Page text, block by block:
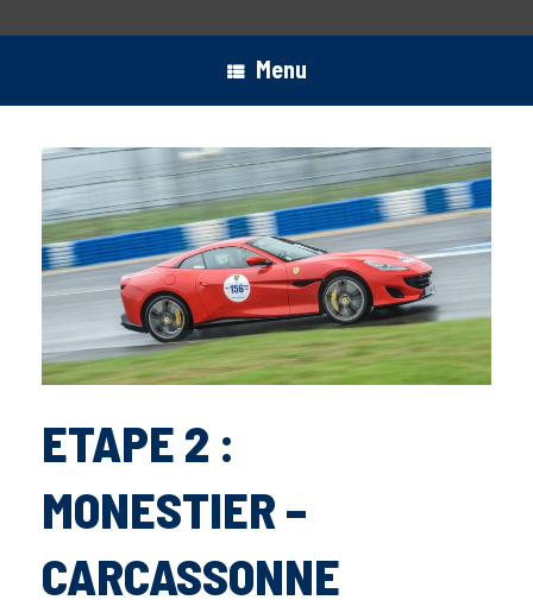
Menu
ETAPE 2 :
MONESTIER –
CARCASSONNE